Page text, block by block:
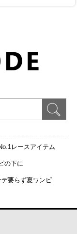
レースアイテム
の下に
デ要らず夏ワンピ